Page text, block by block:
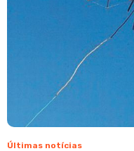
Últimas notícias